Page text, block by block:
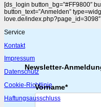
Newsletter-
Vorname*
[ds_login button_bg=”#FF9800″
button_text=”Anmelden”
love.de/
Service
Kontakt
Impressum
Datenschutz
Cookie-Richtlinie
Haftungsausschluss